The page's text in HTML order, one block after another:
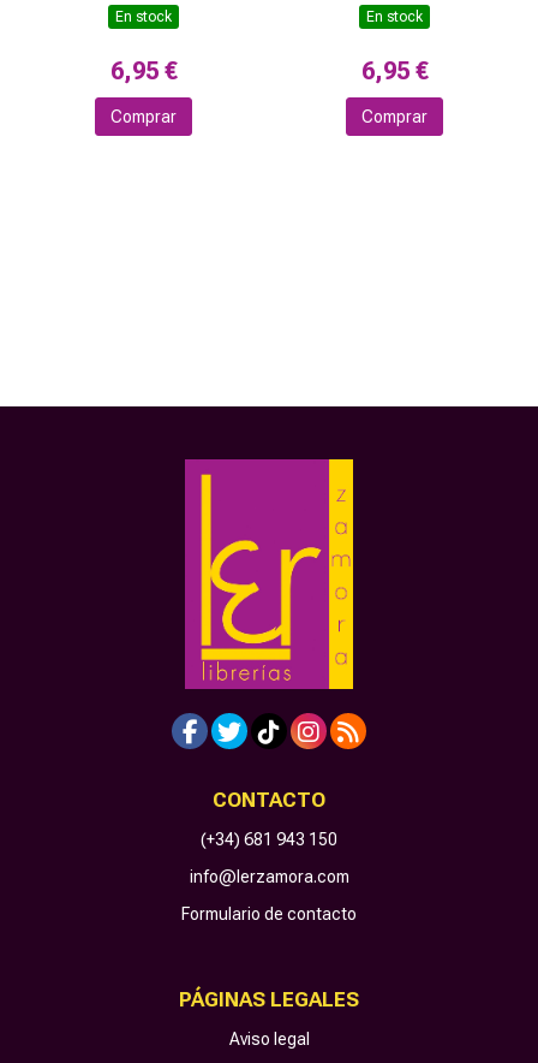
En stock
6,95 €
Comprar
En stock
6,95 €
Comprar
CONTACTO
(+34) 681 943 150
info@lerzamora.com
Formulario de contacto
PÁGINAS LEGALES
Aviso legal